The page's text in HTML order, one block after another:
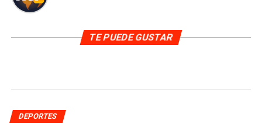
TE PUEDE GUSTAR
DEPORTES